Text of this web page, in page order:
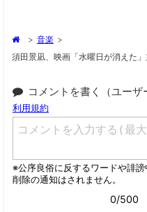
> 音楽 >
須田景凪、映画「水曜日が消えた
コメントを書く（ユーザ